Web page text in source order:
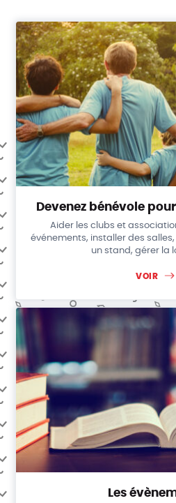
Devenez bénévole
Aider les clubs et
événements, installer des
un stand, gérer la
VOIR
Les